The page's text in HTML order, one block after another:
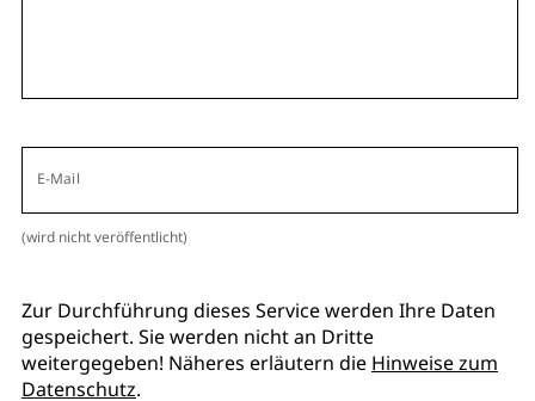
E-Mail
(wird nicht veröffentlicht)
Zur Durchführung dieses Service werden Ihre Daten
gespeichert. Sie werden nicht an Dritte
weitergegeben! Näheres erläutern die Hinweise zum
Datenschutz.